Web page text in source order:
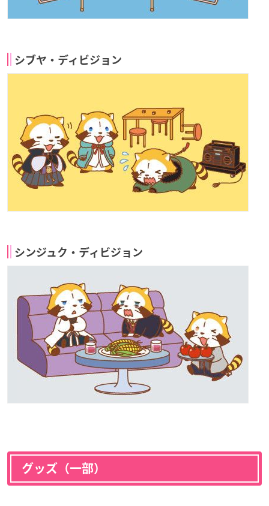
シブヤ・ディビジョン
シンジュク・ディビジョン
グッズ（一部）